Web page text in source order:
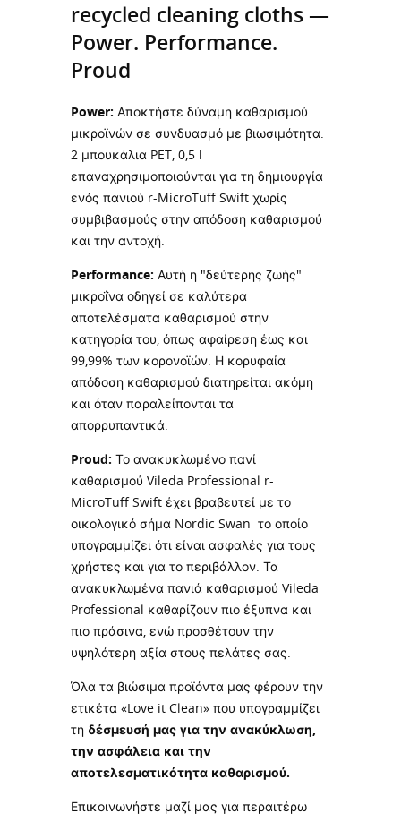
recycled cleaning cloths —
Power. Performance.
Proud
Power: Αποκτήστε δύναμη καθαρισμού
μικροϊνών σε συνδυασμό με βιωσιμότητα.
2 μπουκάλια PET, 0,5 l
επαναχρησιμοποιούνται για τη δημιουργία
ενός πανιού r-MicroTuff Swift χωρίς
συμβιβασμούς στην απόδοση καθαρισμού
και την αντοχή.
Performance: Αυτή η "δεύτερης ζωής"
μικροΐνα οδηγεί σε καλύτερα
αποτελέσματα καθαρισμού στην
κατηγορία του, όπως αφαίρεση έως και
99,99% των κορονοϊών. Η κορυφαία
απόδοση καθαρισμού διατηρείται ακόμη
και όταν παραλείπονται τα
απορρυπαντικά.
Proud: Το ανακυκλωμένο πανί
καθαρισμού Vileda Professional r-
MicroTuff Swift έχει βραβευτεί με το
οικολογικό σήμα Nordic Swan το οποίο
υπογραμμίζει ότι είναι ασφαλές για τους
χρήστες και για το περιβάλλον. Τα
ανακυκλωμένα πανιά καθαρισμού Vileda
Professional καθαρίζουν πιο έξυπνα και
πιο πράσινα, ενώ προσθέτουν την
υψηλότερη αξία στους πελάτες σας.
Όλα τα βιώσιμα προϊόντα μας φέρουν την
ετικέτα «Love it Clean» που υπογραμμίζει
τη δέσμευσή μας για την ανακύκλωση,
την ασφάλεια και την
αποτελεσματικότητα καθαρισμού.
Επικοινωνήστε μαζί μας για περαιτέρω